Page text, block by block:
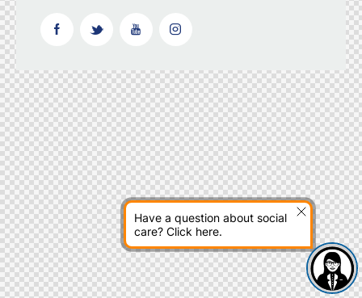
Have a question about social
care? Click here.